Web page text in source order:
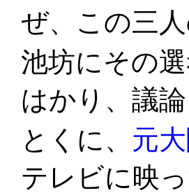
ぜ、この三
池坊にその
はかり、議
とくに、 元
テレビに映